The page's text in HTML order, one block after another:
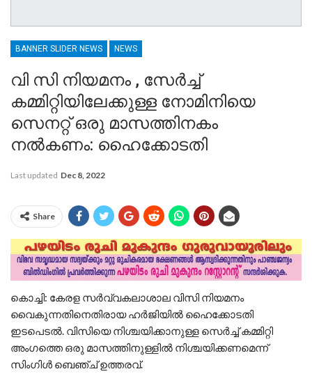
BANNER SLIDER NEWS NEWS
വി സി നിയമനം , സേർച്ച്
കമ്മിറ്റിയിലേക്കുള്ള നോമിനിയെ
സെനറ്റ് ഒരു മാസത്തിനകം
നൽകണം: ഹൈക്കോടതി
Last updated Dec 8, 2022
Share
കൊച്ചി: കേരള സർവ്വകലാശാല വിസി നിയമനം
വൈകുന്നതിനെതിരായ ഹർജിയിൽ ഹൈക്കോടതി
ഇടപെടൽ. വിസിയെ നിശ്ചയിക്കാനുള്ള സെർച്ച് കമ്മിറ്റി
അംഗത്തെ ഒരു മാസത്തിനുള്ളിൽ നിശ്ചയിക്കണമെന്ന്
സിംഗിൾ ബെഞ്ച് ഉത്തരവ്.